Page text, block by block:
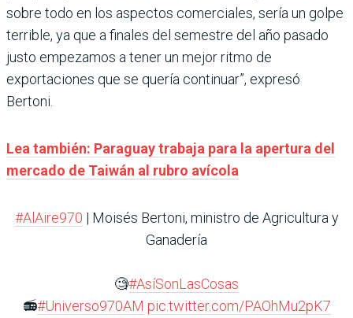
sobre todo en los aspectos comerciales, sería un golpe
terrible, ya que a finales del semestre del año pasado
justo empezamos a tener un mejor ritmo de
exportaciones que se quería continuar”, expresó
Bertoni.
Lea también: Paraguay trabaja para la apertura del
mercado de Taiwán al rubro avícola
#AlAire970 | Moisés Bertoni, ministro de Agricultura y
Ganadería
🧐#AsíSonLasCosas
📻#Universo970AM pic.twitter.com/PAOhMu2pK7